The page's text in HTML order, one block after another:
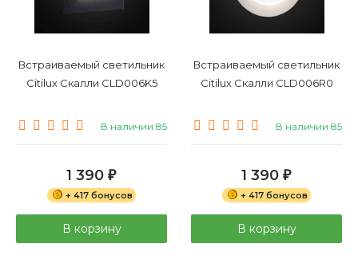
Встраиваемый светильник
Citilux Скалли CLD006K5
В наличии 85
1 390 ₽
+ 417 бонусов
В корзину
Встраиваемый светильник
Citilux Скалли CLD006R0
В наличии 85
1 390 ₽
+ 417 бонусов
В корзину